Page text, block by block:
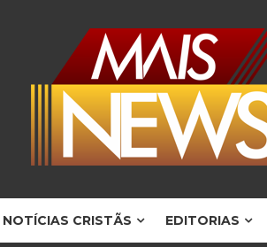
NOTÍCIAS CRISTÃS EDITORIAS